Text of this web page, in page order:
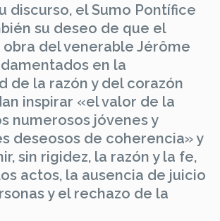
discurso, el Sumo Pontífice
su deseo de que el
obra del venerable Jérôme
en la
de la razón y del corazón
inspirar «el valor de la
numerosos jóvenes y
deseosos de coherencia» y
sin rigidez, la razón y la fe,
actos, la ausencia de juicio
y el rechazo de la